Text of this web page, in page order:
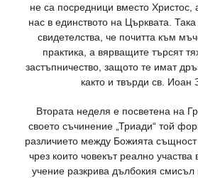
не са посредници вместо Христос,
нас в единството на Църквата.
свидетелства, че почитта към
практика, а вярващите търсят
застъпничество, защото те имат
както и твърди св. Иоан
Втората неделя е посветена на
своето съчинение „Триади“ той
различието между Божията същност
чрез които човекът реално
учение разкрива дълбокия